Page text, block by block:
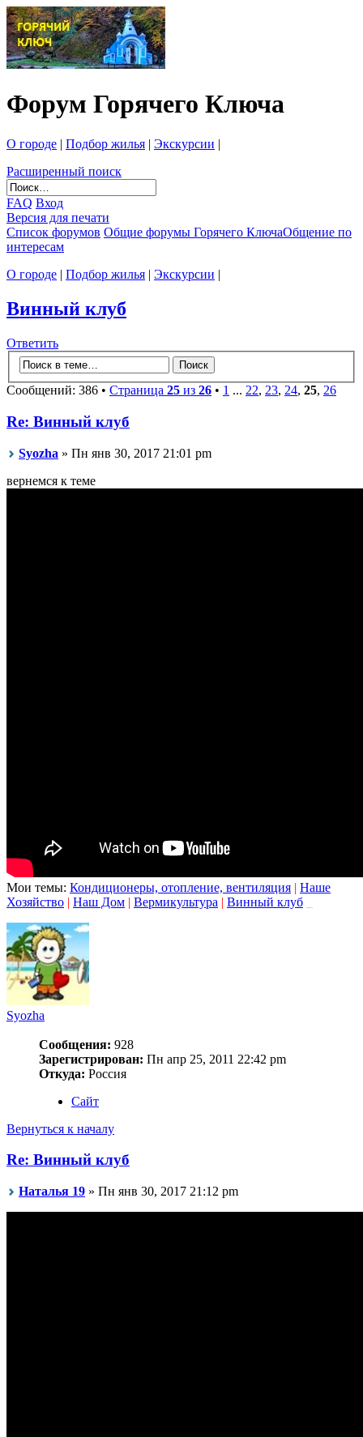
Форум Горячего Ключа
О городе | Подбор жилья | Экскурсии |
Расширенный поиск
FAQ Вход
Версия для печати
Список форумов Общие форумы Горячего КлючаОбщение по
интересам
О городе | Подбор жилья | Экскурсии |
Винный клуб
Ответить
Сообщений: 386 • Страница 25 из 26 • 1 ... 22, 23, 24, 25, 26
Re: Винный клуб
Syozha » Пн янв 30, 2017 21:01 pm
вернемся к теме
Мои темы: Кондиционеры, отопление, вентиляция | Наше
Хозяйство | Наш Дом | Вермикультура | Винный клуб
Syozha
Сообщения: 928
Зарегистрирован: Пн апр 25, 2011 22:42 pm
Откуда: Россия
Сайт
Вернуться к началу
Re: Винный клуб
Наталья 19 » Пн янв 30, 2017 21:12 pm